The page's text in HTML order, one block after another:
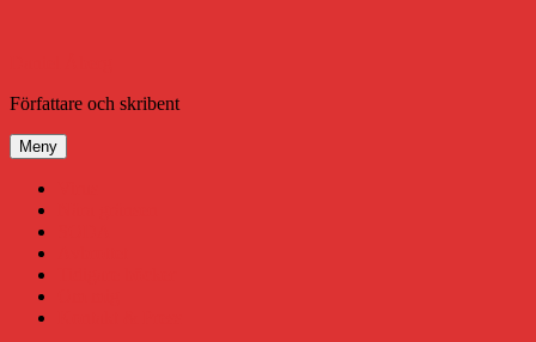
Författare och skribent
Meny